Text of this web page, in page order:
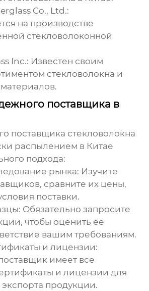
Co., Ltd.:
на производстве
стекловолоконной
Inc.: Известен своим
стекловолокна и
поставщика в
поставщика стекловолокна
распылением в Китае
подхода:
рынка: Изучите
сравните их цены,
поставки.
Обязательно запросите
чтобы оценить ее
вашим требованиям.
и лицензии:
имеет все
и лицензии для
продукции.